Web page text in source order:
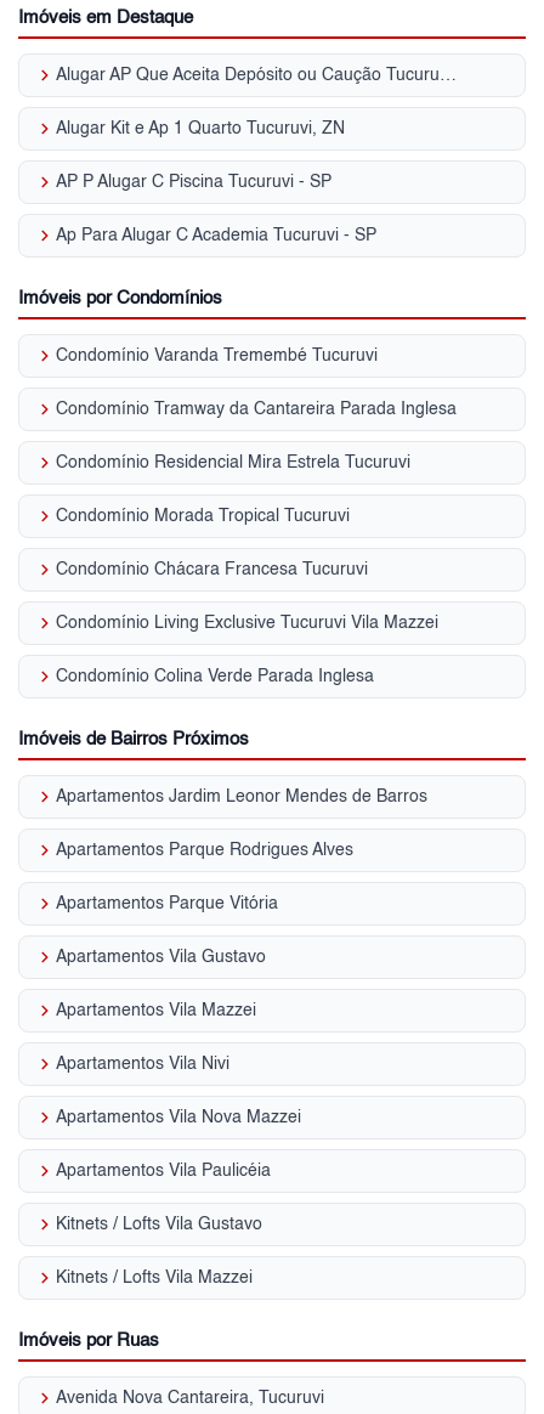
Imóveis em Destaque
keyboard_arrow_right Alugar AP Que Aceita Depósito ou Caução Tucuruvi - SP
keyboard_arrow_right Alugar Kit e Ap 1 Quarto Tucuruvi, ZN
keyboard_arrow_right AP P Alugar C Piscina Tucuruvi - SP
keyboard_arrow_right Ap Para Alugar C Academia Tucuruvi - SP
Imóveis por Condomínios
keyboard_arrow_right Condomínio Varanda Tremembé Tucuruvi
keyboard_arrow_right Condomínio Tramway da Cantareira Parada Inglesa
keyboard_arrow_right Condomínio Residencial Mira Estrela Tucuruvi
keyboard_arrow_right Condomínio Morada Tropical Tucuruvi
keyboard_arrow_right Condomínio Chácara Francesa Tucuruvi
keyboard_arrow_right Condomínio Living Exclusive Tucuruvi Vila Mazzei
keyboard_arrow_right Condomínio Colina Verde Parada Inglesa
Imóveis de Bairros Próximos
keyboard_arrow_right Apartamentos Jardim Leonor Mendes de Barros
keyboard_arrow_right Apartamentos Parque Rodrigues Alves
keyboard_arrow_right Apartamentos Parque Vitória
keyboard_arrow_right Apartamentos Vila Gustavo
keyboard_arrow_right Apartamentos Vila Mazzei
keyboard_arrow_right Apartamentos Vila Nivi
keyboard_arrow_right Apartamentos Vila Nova Mazzei
keyboard_arrow_right Apartamentos Vila Paulicéia
keyboard_arrow_right Kitnets / Lofts Vila Gustavo
keyboard_arrow_right Kitnets / Lofts Vila Mazzei
Imóveis por Ruas
keyboard_arrow_right Avenida Nova Cantareira, Tucuruvi